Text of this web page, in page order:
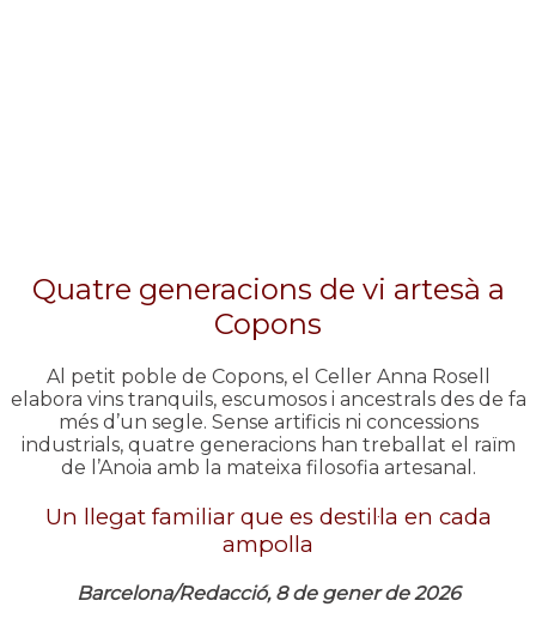
Quatre generacions de vi artesà a
Copons
Al petit poble de Copons, el Celler Anna Rosell
elabora vins tranquils, escumosos i ancestrals des de fa
més d’un segle. Sense artificis ni concessions
industrials, quatre generacions han treballat el raïm
de l’Anoia amb la mateixa filosofia artesanal.
Un llegat familiar que es destil·la en cada
ampolla
Barcelona/Redacció, 8 de gener de 2026